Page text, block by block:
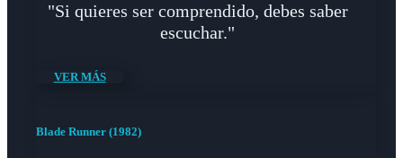
"Si quieres ser comprendido, debes saber
escuchar."
VER MÁS
Blade Runner (1982)